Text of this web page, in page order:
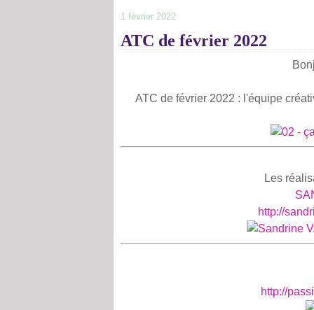
1 février 2022
ATC de février 2022
ATC de février 2022 : l'équipe
Les
http://
http://